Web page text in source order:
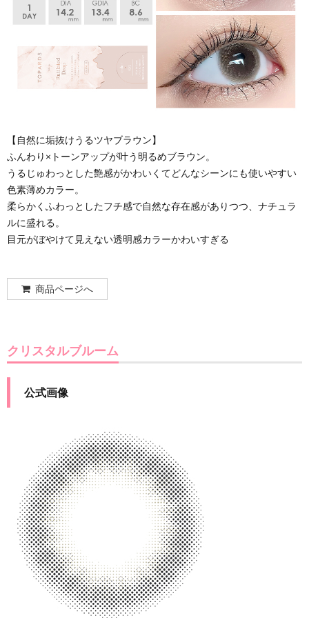
【自然に垢抜けうるツヤブラウン】
ふんわり×トーンアップが叶う明るめブラウン。
うるじゅわっとした艶感がかわいくてどんなシーンにも使いやすい
色素薄めカラー。
柔らかくふわっとしたフチ感で自然な存在感がありつつ、ナチュラ
ルに盛れる。
目元がぼやけて見えない透明感カラーかわいすぎる
商品ページへ
クリスタルブルーム
公式画像